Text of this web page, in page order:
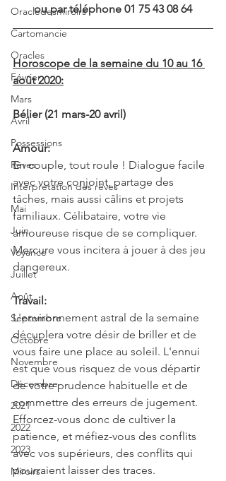
Oracledesmiroirs
Cartomancie
Oracles
Février
Mars
Avril
Possessions
Rêves
Interprétation des rêves
Mai
Juin
Voyance
Juillet
Août
Septembre
Octobre
Novembre
Décembre
2021
2022
2023
Miroirs
ou par téléphone 01 75 43 08 64
Horoscope de la semaine du 10 au 16
août 2020:
Bélier (21 mars-20 avril)
Amour:
En couple, tout roule ! Dialogue facile
avec votre conjoint, partage des
tâches, mais aussi câlins et projets
familiaux. Célibataire, votre vie
amoureuse risque de se compliquer.
Mercure vous incitera à jouer à des jeu
dangereux.
Travail:
L'environnement astral de la semaine
décuplera votre désir de briller et de
vous faire une place au soleil. L'ennui
est que vous risquez de vous départir
de votre prudence habituelle et de
commettre des erreurs de jugement.
Efforcez-vous donc de cultiver la
patience, et méfiez-vous des conflits
avec vos supérieurs, des conflits qui
pourraient laisser des traces.